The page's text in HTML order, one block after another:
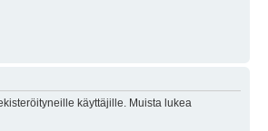
käyttäjille. Muista lukea